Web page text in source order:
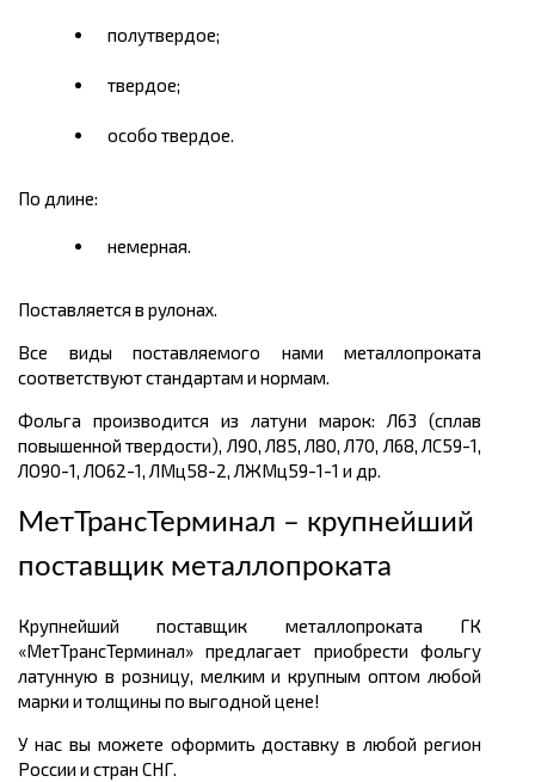
полутвердое;
твердое;
особо твердое.
По длине:
немерная.
Поставляется в рулонах.
Все виды поставляемого нами металлопроката
соответствуют стандартам и нормам.
Фольга производится из латуни марок: Л63 (сплав
повышенной твердости), Л90, Л85, Л80, Л70, Л68, ЛС59-1,
ЛО90-1, ЛО62-1, ЛМц58-2, ЛЖМц59-1-1 и др.
МетТрансТерминал – крупнейший
поставщик металлопроката
Крупнейший поставщик металлопроката ГК
«МетТрансТерминал» предлагает приобрести фольгу
латунную в розницу, мелким и крупным оптом любой
марки и толщины по выгодной цене!
У нас вы можете оформить доставку в любой регион
России и стран СНГ.